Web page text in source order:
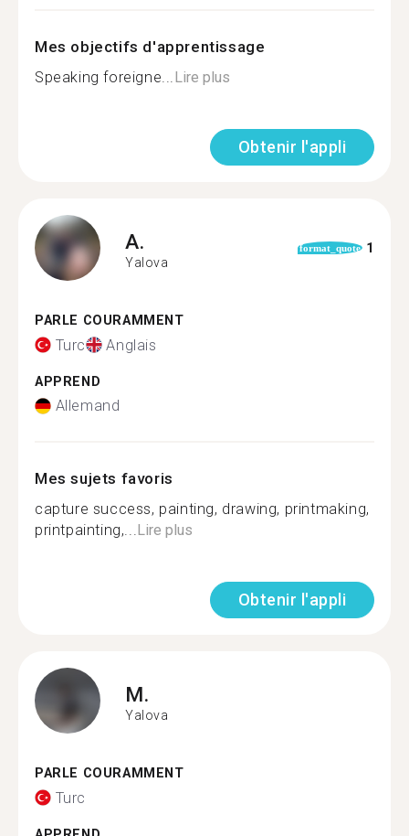
Mes objectifs d'apprentissage
Speaking foreigne...Lire plus
Obtenir l'appli
A.
Yalova
format_quote 1
PARLE COURAMMENT
Turc Anglais
APPREND
Allemand
Mes sujets favoris
capture success, painting, drawing, printmaking,
printpainting,...Lire plus
Obtenir l'appli
M.
Yalova
PARLE COURAMMENT
Turc